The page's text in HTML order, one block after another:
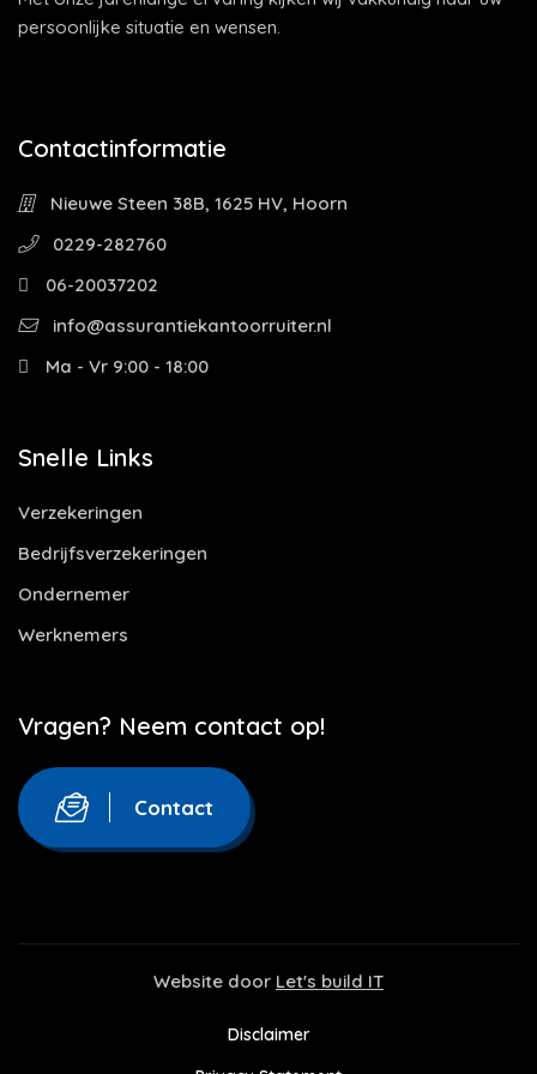
persoonlijke situatie en wensen.
Contactinformatie
Nieuwe Steen 38B, 1625 HV, Hoorn
0229-282760
06-20037202
info@assurantiekantoorruiter.nl
Ma - Vr 9:00 - 18:00
Snelle Links
Verzekeringen
Bedrijfsverzekeringen
Ondernemer
Werknemers
Vragen? Neem contact op!
Contact
Website door Let's build IT
Disclaimer